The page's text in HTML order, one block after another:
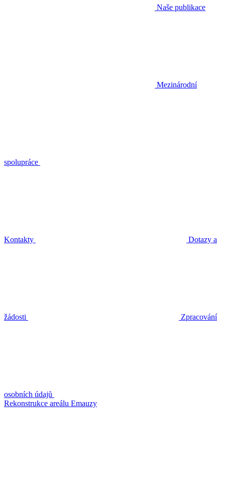
Naše publikace
Mezinárodní
spolupráce
Kontakty Dotazy a
žádosti Zpracování
osobních údajů
Rekonstrukce areálu Emauzy